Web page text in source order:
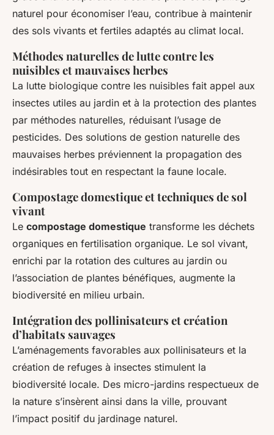
naturel pour économiser l’eau, contribue à maintenir
des sols vivants et fertiles adaptés au climat local.
Méthodes naturelles de lutte contre les
nuisibles et mauvaises herbes
La lutte biologique contre les nuisibles fait appel aux
insectes utiles au jardin et à la protection des plantes
par méthodes naturelles, réduisant l’usage de
pesticides. Des solutions de gestion naturelle des
mauvaises herbes préviennent la propagation des
indésirables tout en respectant la faune locale.
Compostage domestique et techniques de sol
vivant
Le compostage domestique transforme les déchets
organiques en fertilisation organique. Le sol vivant,
enrichi par la rotation des cultures au jardin ou
l’association de plantes bénéfiques, augmente la
biodiversité en milieu urbain.
Intégration des pollinisateurs et création
d’habitats sauvages
L’aménagements favorables aux pollinisateurs et la
création de refuges à insectes stimulent la
biodiversité locale. Des micro-jardins respectueux de
la nature s’insèrent ainsi dans la ville, prouvant
l’impact positif du jardinage naturel.